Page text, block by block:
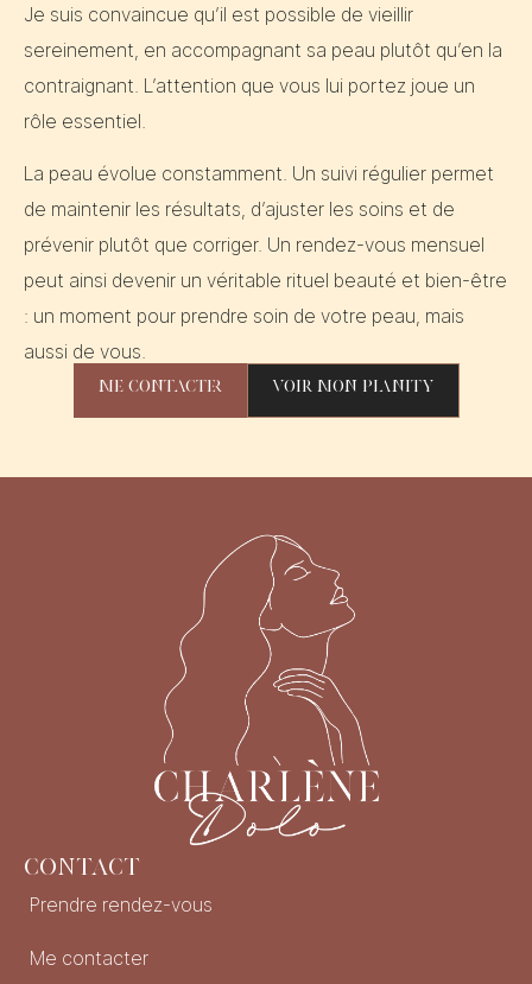
Je suis convaincue qu’il est possible de vieillir
sereinement, en accompagnant sa peau plutôt qu’en la
contraignant. L’attention que vous lui portez joue un
rôle essentiel.
La peau évolue constamment. Un suivi régulier permet
de maintenir les résultats, d’ajuster les soins et de
prévenir plutôt que corriger. Un rendez-vous mensuel
peut ainsi devenir un véritable rituel beauté et bien-être
: un moment pour prendre soin de votre peau, mais
aussi de vous.
Me contacter Voir mon planity
Contact
Prendre rendez-vous
Me contacter